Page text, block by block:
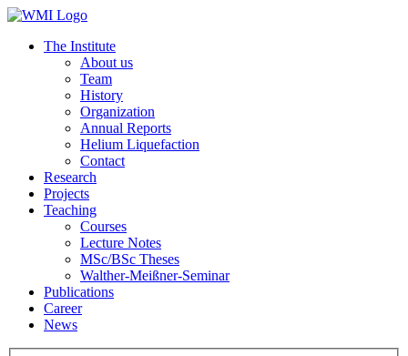
The Institute
About us
Team
History
Organization
Annual Reports
Helium Liquefaction
Contact
Research
Projects
Teaching
Courses
Lecture Notes
MSc/BSc Theses
Walther-Meißner-Seminar
Publications
Career
News